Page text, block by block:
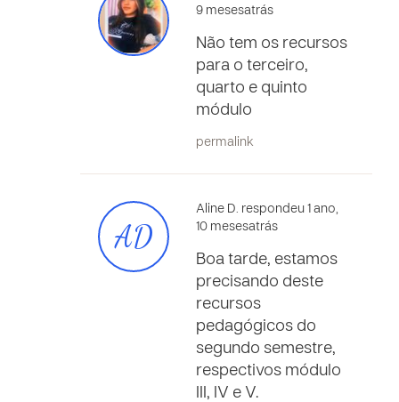
9 mesesatrás
Não tem os recursos
para o terceiro,
quarto e quinto
módulo
permalink
AD
Aline D. respondeu 1 ano,
10 mesesatrás
Boa tarde, estamos
precisando deste
recursos
pedagógicos do
segundo semestre,
respectivos módulo
III, IV e V.